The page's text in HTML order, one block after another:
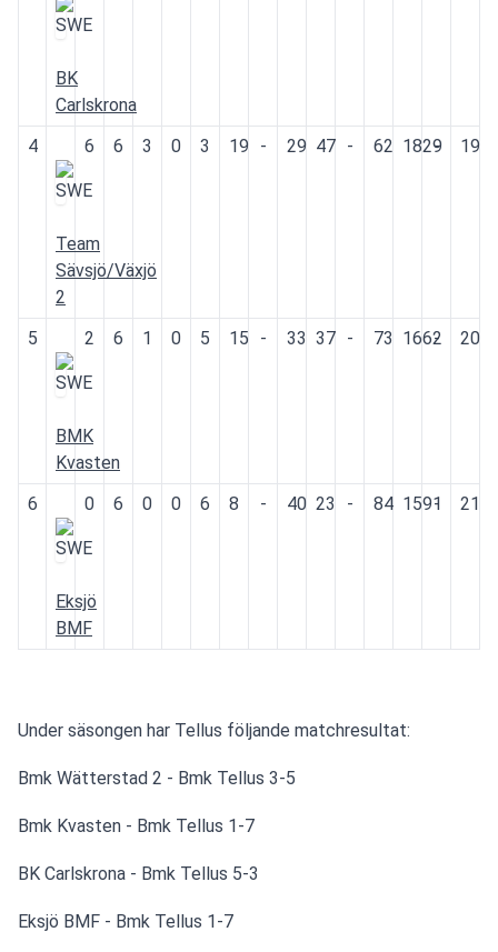
BK
Carlskrona
4
Team
Sävsjö/Växjö
2
6 6 3 0 3 19 - 29 47 - 62 1829
-
5
BMK
Kvasten
2 6 1 0 5 15 - 33 37 - 73 1662
-
6
Eksjö
BMF
0 6 0 0 6 8 - 40 23 - 84 1591
-
Under säsongen har Tellus följande matchresultat:
Bmk Wätterstad 2 - Bmk Tellus 3-5
Bmk Kvasten - Bmk Tellus 1-7
BK Carlskrona - Bmk Tellus 5-3
Eksjö BMF - Bmk Tellus 1-7